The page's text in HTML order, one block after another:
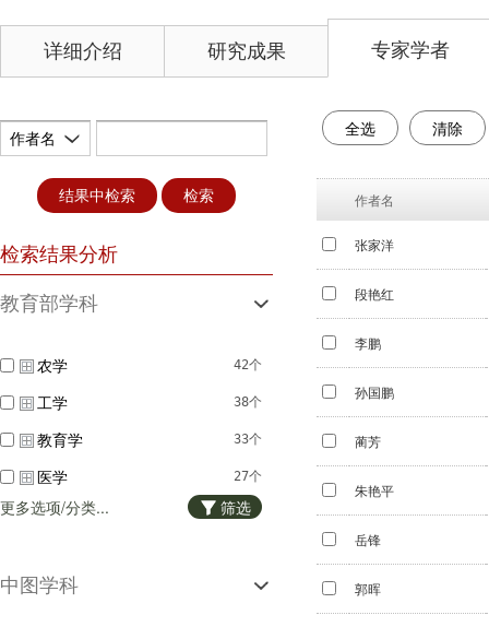
详细介绍 研究成果 专家学者
作者名
结果中检索 检索
检索结果分析
教育部学科
42个
农学
38个
工学
33个
教育学
27个
医学
24个
理学
1个
经济学
更多选项/分类... 筛选
中图学科
全选 清除
作者名
张家洋
段艳红
李鹏
孙国鹏
蔺芳
朱艳平
岳锋
郭晖